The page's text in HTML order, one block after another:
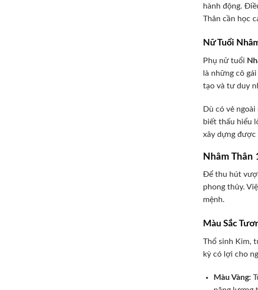
hành động.
Thân cần học
Nữ Tuổi
Phụ nữ tuổi
là những cô
tạo và tư duy
Dù có vẻ
biết thấu hiểu
xây dựng được
Nhâm Thân
Để thu hút
phong thủy.
mệnh.
Màu Sắc
Thổ sinh Kim,
kỳ có lợi cho
Màu Vàng: